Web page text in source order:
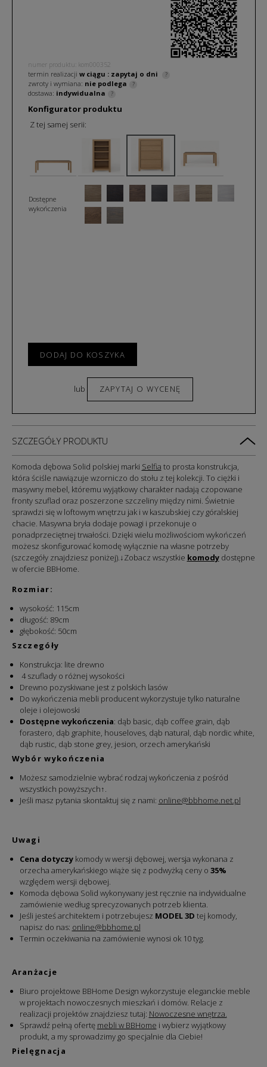
numer produktu: kom000352
termin realizacji w ciągu : zapytaj o dni ?
zwroty i wymiana: nie podlega ?
dostawa: indywidualna ?
Konfigurator produktu
Z tej samej serii:
Dostępne
wykończenia
DODAJ DO KOSZYKA
lub ZAPYTAJ O WYCENĘ
SZCZEGÓŁY PRODUKTU
Komoda dębowa Solid polskiej marki Selfia to prosta konstrukcja,
która ściśle nawiązuje wzorniczo do stołu z tej kolekcji. To ciężki i
masywny mebel, któremu wyjątkowy charakter nadają czopowane
fronty szuflad oraz poszerzone szczeliny między nimi. Świetnie
sprawdzi się w loftowym wnętrzu jak i w kaszubskiej czy góralskiej
chacie. Masywna bryła dodaje powagi i przekonuje o
ponadprzeciętnej trwałości. Dzięki wielu możliwościom wykończeń
możesz skonfigurować komodę wyłącznie na własne potrzeby
(szczegóły znajdziesz poniżej).↓Zobacz wszystkie komodydostępne
w ofercie BBHome.
Rozmiar:
wysokość: 115cm
długość: 89cm
głębokość: 50cm
Szczegóły
Konstrukcja: lite drewno
4 szuflady o różnej wysokości
Drewno pozyskiwane jest z polskich lasów
Do wykończenia mebli producent wykorzystuje tylko naturalne
oleje i olejowoski
Dostępne wykończenia: dąb basic, dąb coffee grain, dąb
forastero, dąb graphite, houseloves, dąb natural, dąb nordic white,
dąb rustic, dąb stone grey, jesion, orzech amerykański
Wybór wykończenia
Możesz samodzielnie wybrać rodzaj wykończenia z pośród
wszystkich powyższych↑.
Jeśli masz pytania skontaktuj się z nami: online@bbhome.net.pl
Uwagi
Cena dotyczykomody w wersji dębowej, wersja wykonana z
orzecha amerykańskiego wiąże się z podwyżką ceny o 35%
względem wersji dębowej.
Komoda dębowa Solid wykonywany jest ręcznie na indywidualne
zamówienie według sprecyzowanych potrzeb klienta.
Jeśli jesteś architektem i potrzebujesz MODEL 3D tej komody,
napisz do nas: online@bbhome.pl
Termin oczekiwania na zamówienie wynosi ok 10 tyg.
Aranżacje
Biuro projektowe BBHome Design wykorzystuje eleganckie meble
w projektach nowoczesnych mieszkań i domów. Relacje z
realizacji projektów znajdziesz tutaj: Nowoczesne wnętrza.
Sprawdź pełną ofertę mebli w BBHome i wybierz wyjątkowy
produkt, a my sprowadzimy go specjalnie dla Ciebie!
Pielęgnacja